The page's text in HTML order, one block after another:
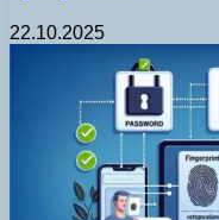
22.10.2025